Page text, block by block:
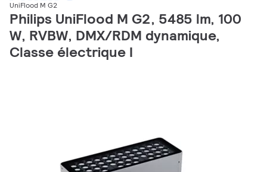
UniFlood M G2
Philips UniFlood M G2, 5485 lm, 100
W, RVBW, DMX/RDM dynamique,
Classe électrique I